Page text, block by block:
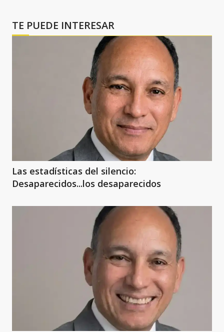
TE PUEDE INTERESAR
Las estadísticas del silencio:
Desaparecidos...los desaparecidos